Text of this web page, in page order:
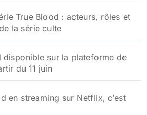
True Blood : acteurs, rôles et
la série culte
disponible sur la plateforme de
du 11 juin
en streaming sur Netflix, c’est